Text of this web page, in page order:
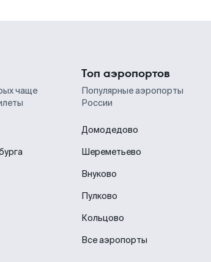
чаще
Топ аэропортов
Популярные аэропорты
России
Домодедово
Шереметьево
Внуково
Пулково
Кольцово
Все аэропорты